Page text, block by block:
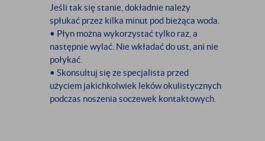
Jeśli tak się stanie, dokładnie należy
spłukać przez kilka minut pod bieżąca woda.
• Płyn można wykorzystać tylko raz, a
następnie wylać. Nie wkładać do ust, ani nie
połykać.
• Skonsultuj się ze specjalista przed
użyciem jakichkolwiek leków okulistycznych
podczas noszenia soczewek kontaktowych.